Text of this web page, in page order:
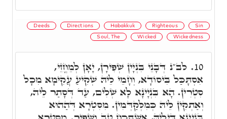
Deeds Directions Habakkuk Righteous Sin
Soul, The Wicked Wickedness
10. לב"נ דְּבָנֵי בִּנְיָין שְׁפִּירָן, יָאָן לְמֵחֱזֵי,
אִסְתָּכַּל בִּיסוֹדָא, וְחָמֵי לֵיהּ שְׁקִיעַ עֲקִימָא מִכָל
סִטְרִין. הָא בִּנְיָינָא לָא שְׁלִים, עַד דְּסָתַר לֵיהּ,
וְאַתְקִין לֵיהּ כְּמִלְּקַדְּמִין. מִסִּטְרָא דְּהַהוּא